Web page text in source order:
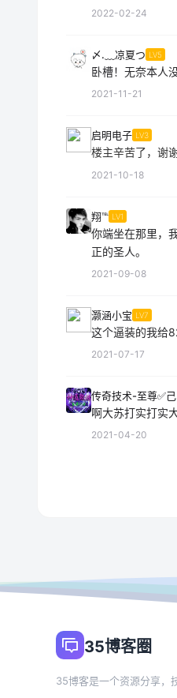
2022-02-24
〆.﹏凉夏つ LV5
卧槽！无奈本人
2021-11-21
启明电子 LV3
楼主辛苦了，谢
2021-10-18
翔℡ LV1
你端坐在那里，
正的圣人。
2021-09-08
灏涵小宝 LV7
这个逼装的我给
2021-07-17
啊大苏打实打实
2021-04-20
35博客圈
35博客是一个资源分享，